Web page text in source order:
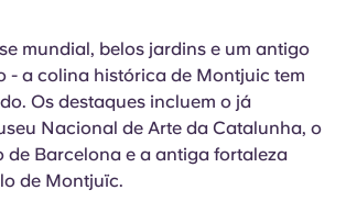
mundial, belos jardins e um antigo
- a colina histórica de Montjuic tem
Os destaques incluem o já
Nacional de Arte da Catalunha, o
de Barcelona e a antiga fortaleza
de Montjuïc.